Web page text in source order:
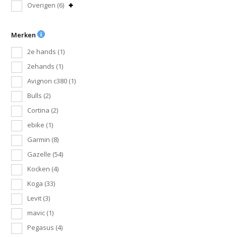
Overigen (6)
Merken
2e hands (1)
2ehands (1)
Avignon c380 (1)
Bulls (2)
Cortina (2)
ebike (1)
Garmin (8)
Gazelle (54)
Kocken (4)
Koga (33)
Levit (3)
mavic (1)
Pegasus (4)